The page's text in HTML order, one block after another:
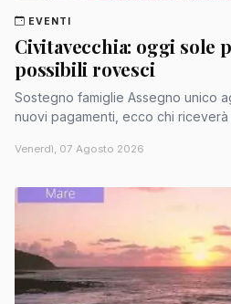
EVENTI
Civitavecchia: oggi sole
possibili rovesci
Sostegno famiglie Assegno unico
nuovi pagamenti, ecco chi
Venerdì, 07 Agosto 2026